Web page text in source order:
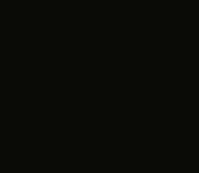
dans un nouvel onglet
nouvel onglet
dans un nouvel onglet